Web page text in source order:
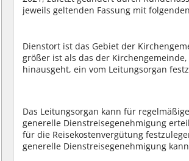
jeweils geltenden Fassung mit
Dienstort ist das Gebiet der
größer ist als das der
hinausgeht, ein vom Leitungsorgan
Das Leitungsorgan kann für
generelle Dienstreisegenehmigung
für die Reisekostenvergütung
generelle Dienstreisegenehmigung